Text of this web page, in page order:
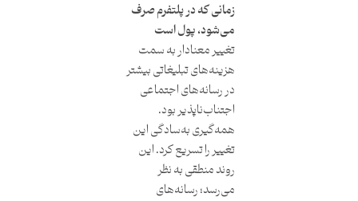
زمانی که در پلتفرم صرف
می‌شود، پول است
تغییر معنادار به سمت
هزینه‌های تبلیغاتی بیشتر
در رسانه‌های اجتماعی
اجتناب‌ناپذیر بود.
همه‌گیری به‌سادگی این
تغییر را تسریع کرد. این
روند منطقی به نظر
می‌رسد؛ رسانه‌های